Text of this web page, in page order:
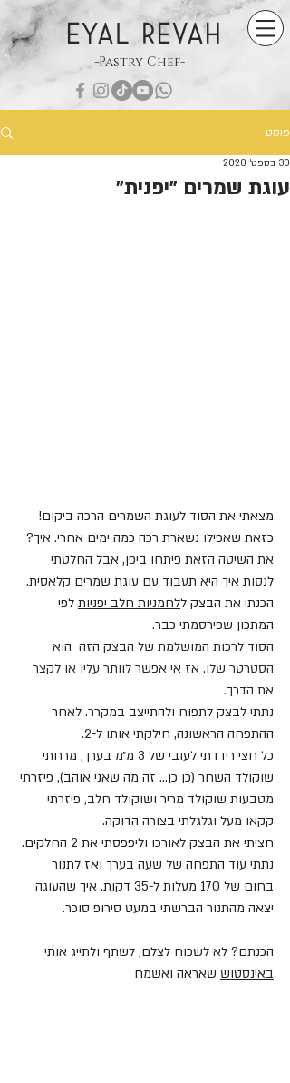
EYAL REVAH
-Pastry Chef-
פוסט
עוגת שמרים ״יפנית״
30 בספט׳ 2020
מצאתי את הסוד לעוגת השמרים הרכה ביקום!
כזאת שאפילו נשארת רכה כמה ימים אחרי. איך?
את השיטה הזאת פיתחו ביפן, אבל החלטתי
לנסות איך היא תעבוד עם עוגת שמרים קלאסית.
הכנתי את הבצק ללחמניות חלב יפניות לפי
המתכון שפירסמתי כבר.
הסוד לרכות המושלמת של הבצק הזה  הוא
הסטרטר שלו. אז אי אפשר לוותר עליו או לקצר
את הדרך.
נתתי לבצק לתפוח ולהתייצב במקרר. לאחר
ההתפחה הראשונה, חילקתי אותו ל-2.
כל חצי רידדתי לעובי של 3 מ״מ בערך, מרחתי
שוקולד השחר (כן כן... זה מה שאני אוהב), פיזרתי
מטבעות שוקולד מריר ושוקולד חלב, פיזרתי
קקאו מעל וגלגלתי בצורה הדוקה.
חציתי את הבצק לאורכו וליפפסתי את 2 החלקים.
נתתי עוד התפחה של שעה בערך ואז לתנור
בחום של 170 מעלות ל-35 דקות. איך שהעוגה
יצאה מהתנור הברשתי במעט סירופ סוכר.
הכנתם? לא לשכוח לצלם, לשתף ולתייג אותי
באינסטוש שאראה ואשמח